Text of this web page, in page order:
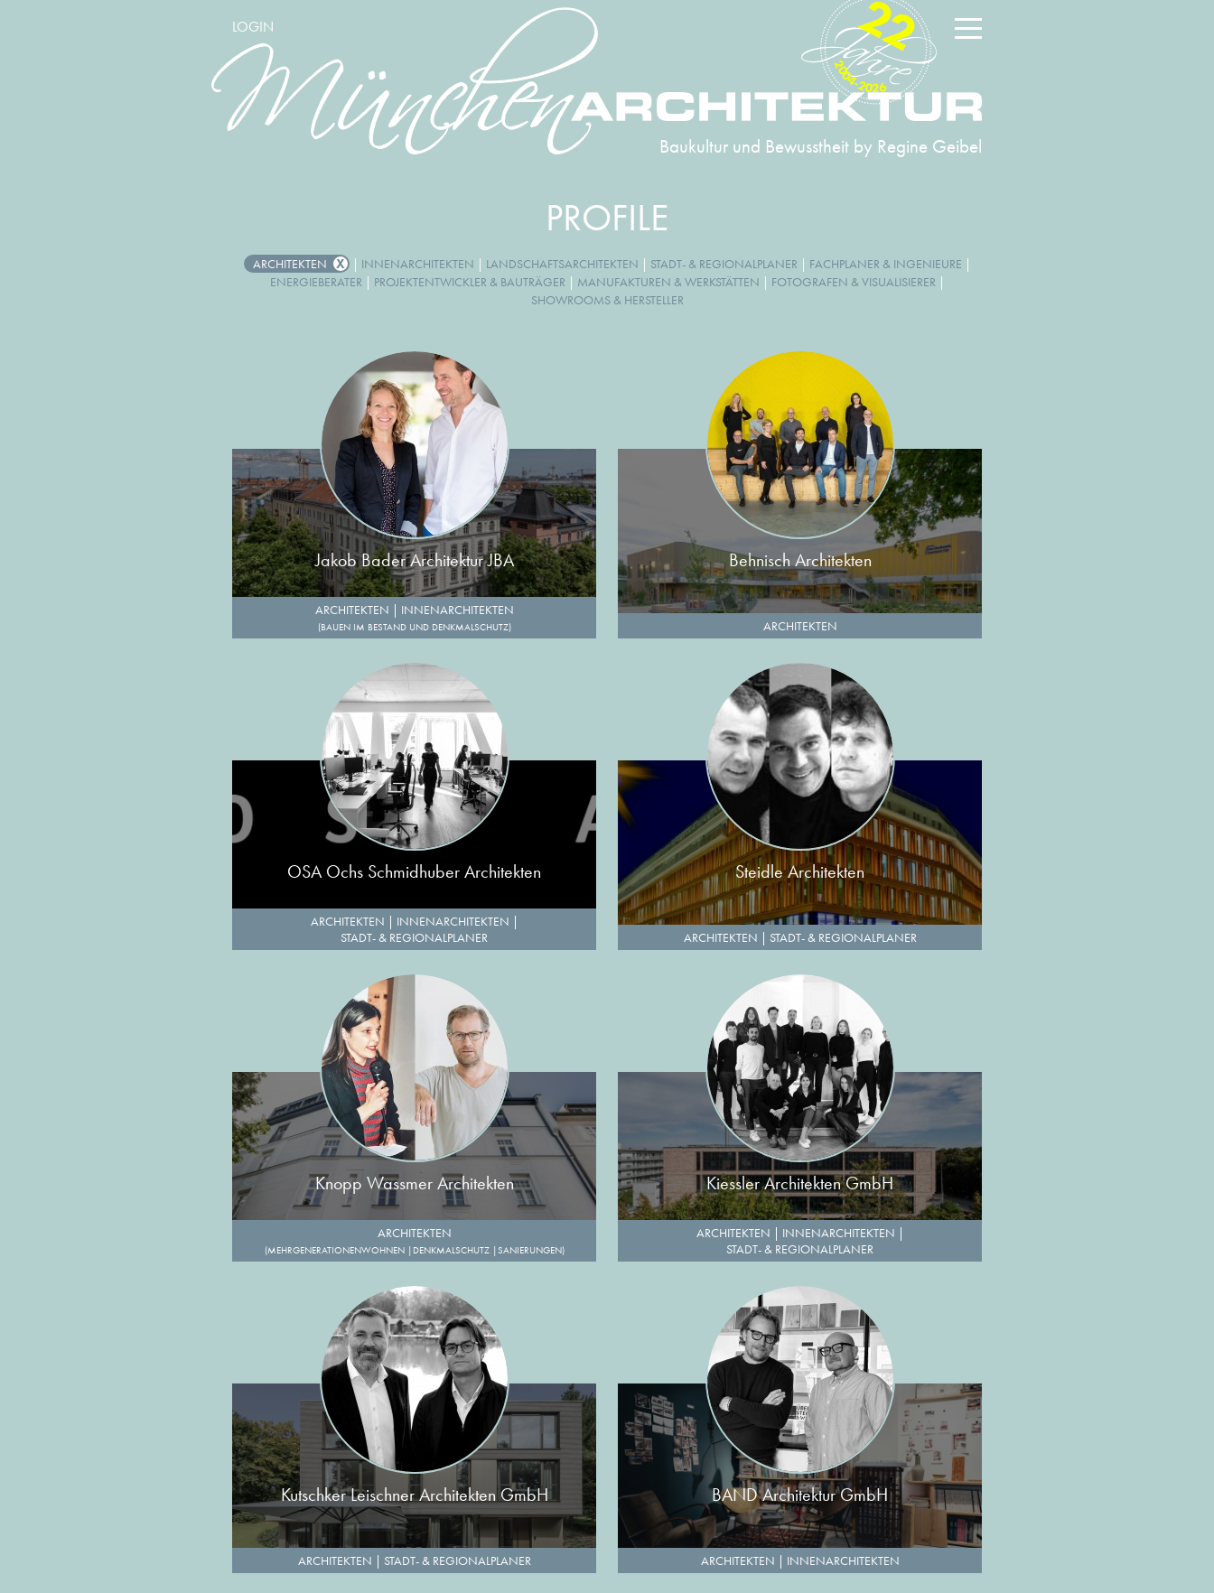
LOGIN
Baukultur und Bewusstheit by Regine Geibel
2004-2026
22
PROFILE
ARCHITEKTEN | INNENARCHITEKTEN | LANDSCHAFTSARCHITEKTEN | STADT- & REGIONALPLANER | FACHPLANER & INGENIEURE |
ENERGIEBERATER | PROJEKTENTWICKLER & BAUTRÄGER | MANUFAKTUREN & WERKSTÄTTEN | FOTOGRAFEN & VISUALISIERER |
SHOWROOMS & HERSTELLER
Jakob Bader Architektur JBA
ARCHITEKTEN | INNENARCHITEKTEN
(BAUEN IM BESTAND UND DENKMALSCHUTZ)
Behnisch Architekten
ARCHITEKTEN
OSA Ochs Schmidhuber Architekten
ARCHITEKTEN | INNENARCHITEKTEN |
STADT- & REGIONALPLANER
Steidle Architekten
ARCHITEKTEN | STADT- & REGIONALPLANER
Knopp Wassmer Architekten
ARCHITEKTEN
(MEHRGENERATIONENWOHNEN |DENKMALSCHUTZ |SANIERUNGEN)
Kiessler Architekten GmbH
ARCHITEKTEN | INNENARCHITEKTEN |
STADT- & REGIONALPLANER
Kutschker Leischner Architekten GmbH
ARCHITEKTEN | STADT- & REGIONALPLANER
BAND Architektur GmbH
ARCHITEKTEN | INNENARCHITEKTEN